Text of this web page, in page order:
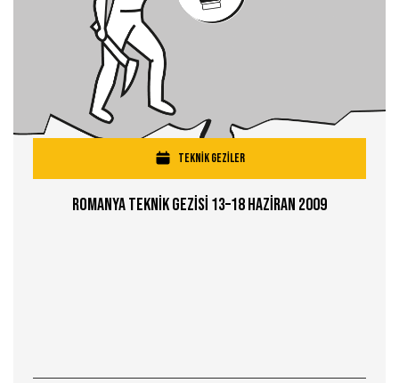
TEKNİK GEZİLER
Romanya Teknİk Gezİsİ 13–18 Hazİran 2009